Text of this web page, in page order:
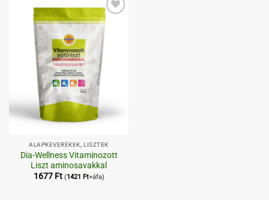
Kedvenceimhez
ALAPKEVERÉKEK, LISZTEK
Dia-Wellness Vitaminozott
Liszt aminosavakkal
1677 Ft (1421 Ft+áfa)